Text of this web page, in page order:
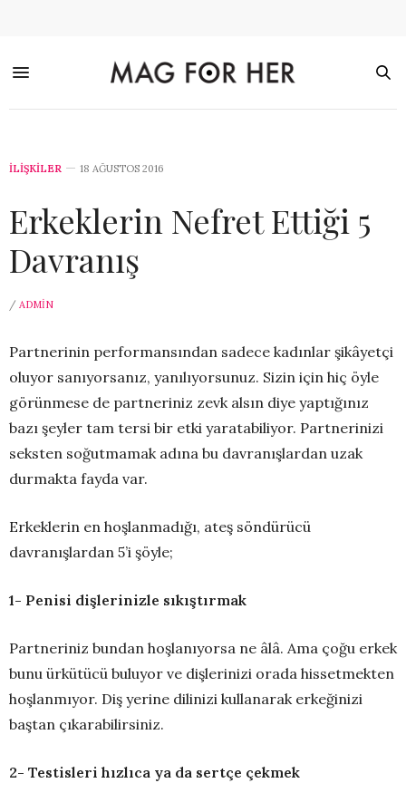
İLİŞKİLER 18 AĞUSTOS 2016
Erkeklerin Nefret Ettiği 5
Davranış
/ ADMIN
Partnerinin performansından sadece kadınlar şikâyetçi
oluyor sanıyorsanız, yanılıyorsunuz. Sizin için hiç öyle
görünmese de partneriniz zevk alsın diye yaptığınız
bazı şeyler tam tersi bir etki yaratabiliyor. Partnerinizi
seksten soğutmamak adına bu davranışlardan uzak
durmakta fayda var.
Erkeklerin en hoşlanmadığı, ateş söndürücü
davranışlardan 5’i şöyle;
1- Penisi dişlerinizle sıkıştırmak
Partneriniz bundan hoşlanıyorsa ne âlâ. Ama çoğu erkek
bunu ürkütücü buluyor ve dişlerinizi orada hissetmekten
hoşlanmıyor. Diş yerine dilinizi kullanarak erkeğinizi
baştan çıkarabilirsiniz.
2- Testisleri hızlıca ya da sertçe çekmek